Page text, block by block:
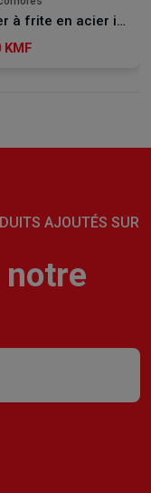
Panier à frite en acier inoxydable
KMF
AJOUTÉS SUR
notre